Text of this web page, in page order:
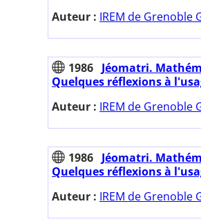
Auteur : IREM de Grenoble
1986 Jéomatri.
Quelques réflexions à
Auteur : IREM de Grenoble
1986 Jéomatri.
Quelques réflexions à
Auteur : IREM de Grenoble